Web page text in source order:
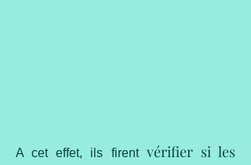
A cet effet, ils firentvérifiersi les